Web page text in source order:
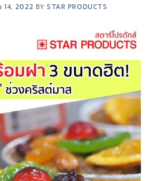
14, 2022 BYSTAR PRODUCTS